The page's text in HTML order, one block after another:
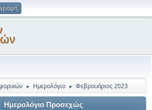
► Ημερολόγιο ► Φεβρουάριος 2023
Ημερολόγιο Προσεχώς